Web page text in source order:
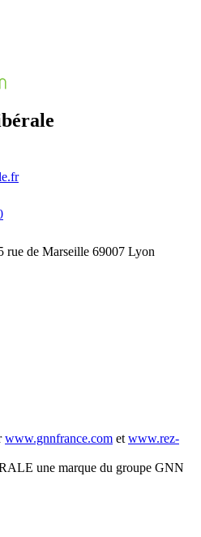
rue de Marseille 69007 Lyon
www.gnnfrance.com et www.rez-
une marque du groupe GNN